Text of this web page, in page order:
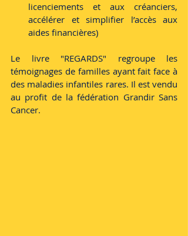
licenciements et aux créanciers,
accélérer et simplifier l’accès aux
aides financières)
Le livre "REGARDS" regroupe les
témoignages de familles ayant fait face à
des maladies infantiles rares. Il est vendu
au profit de la fédération Grandir Sans
Cancer.